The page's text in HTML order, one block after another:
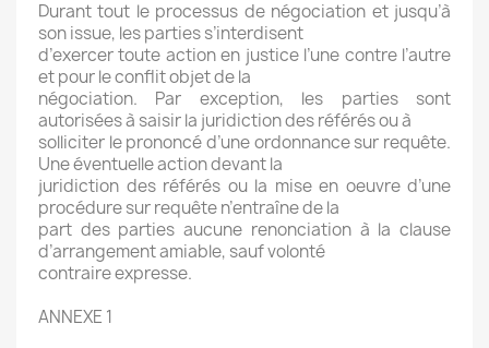
Durant tout le processus de négociation et jusqu’à
son issue, les parties s’interdisent
d’exercer toute action en justice l’une contre l’autre
et pour le conflit objet de la
négociation. Par exception, les parties sont
autorisées à saisir la juridiction des référés ou à
solliciter le prononcé d’une ordonnance sur requête.
Une éventuelle action devant la
juridiction des référés ou la mise en oeuvre d’une
procédure sur requête n’entraîne de la
part des parties aucune renonciation à la clause
d’arrangement amiable, sauf volonté
contraire expresse.
ANNEXE 1